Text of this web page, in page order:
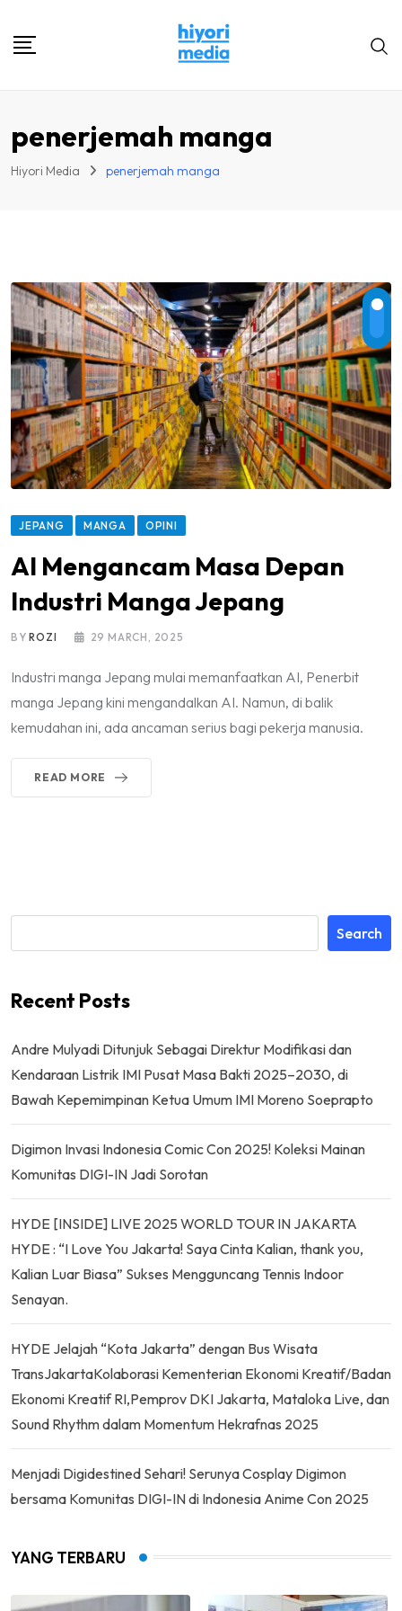
penerjemah manga
Hiyori Media penerjemah manga
JEPANG MANGA OPINI
AI Mengancam Masa Depan
Industri Manga Jepang
BYROZI 29 MARCH, 2025
Industri manga Jepang mulai memanfaatkan AI, Penerbit
manga Jepang kini mengandalkan AI. Namun, di balik
kemudahan ini, ada ancaman serius bagi pekerja manusia.
READ MORE
Search
Recent Posts
Andre Mulyadi Ditunjuk Sebagai Direktur Modifikasi dan
Kendaraan Listrik IMI Pusat Masa Bakti 2025–2030, di
Bawah Kepemimpinan Ketua Umum IMI Moreno Soeprapto
Digimon Invasi Indonesia Comic Con 2025! Koleksi Mainan
Komunitas DIGI-IN Jadi Sorotan
HYDE [INSIDE] LIVE 2025 WORLD TOUR IN JAKARTA
HYDE : “I Love You Jakarta! Saya Cinta Kalian, thank you,
Kalian Luar Biasa” Sukses Mengguncang Tennis Indoor
Senayan.
HYDE Jelajah “Kota Jakarta” dengan Bus Wisata
TransJakartaKolaborasi Kementerian Ekonomi Kreatif/Badan
Ekonomi Kreatif RI,Pemprov DKI Jakarta, Mataloka Live, dan
Sound Rhythm dalam Momentum Hekrafnas 2025
Menjadi Digidestined Sehari! Serunya Cosplay Digimon
bersama Komunitas DIGI-IN di Indonesia Anime Con 2025
YANG TERBARU